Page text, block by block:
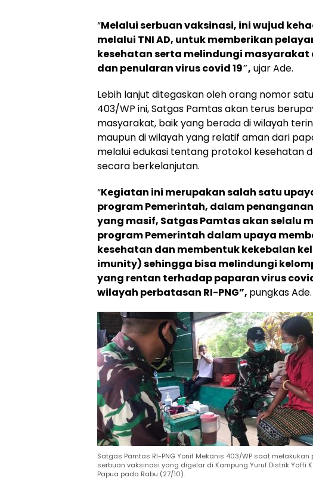
“Melalui serbuan vaksinasi, ini wujud
melalui TNI AD, untuk memberikan
kesehatan serta melindungi masyarakat
dan penularan virus covid 19″, ujar Ade.
Lebih lanjut ditegaskan oleh orang nomor
403/WP ini, Satgas Pamtas akan terus
masyarakat, baik yang berada di wilayah
maupun di wilayah yang relatif aman dari
melalui edukasi tentang protokol kesehatan
secara berkelanjutan.
“Kegiatan ini merupakan salah satu
program Pemerintah, dalam
yang masif, Satgas Pamtas akan selalu
program Pemerintah dalam upaya
kesehatan dan membentuk kekebalan
imunity) sehingga bisa melindungi
yang rentan terhadap paparan virus
wilayah perbatasan RI-PNG”, pungkas Ade.
Satgas Pamtas RI-PNG Yonif Mekanis 403/WP saat
serbuan vaksinasi yang digelar di Kampung Yuruf Distrik Yaffi
Papua pada Rabu (27/10).